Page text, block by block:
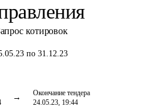
котировок
по 31.12.23
Окончание тендера
24.05.23, 19:44